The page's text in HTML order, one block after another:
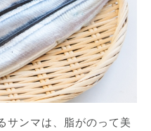
サンマは、脂がのって美